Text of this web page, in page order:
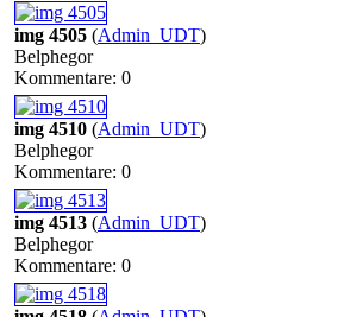
img 4505 (Admin_UDT)
Belphegor
Kommentare: 0
img 4510 (Admin_UDT)
Belphegor
Kommentare: 0
img 4513 (Admin_UDT)
Belphegor
Kommentare: 0